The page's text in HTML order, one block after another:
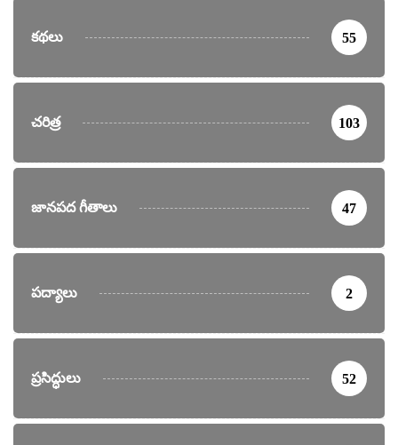
కథలు 55
చరిత్ర 103
జానపద గీతాలు 47
పద్యాలు 2
ప్రసిద్ధులు 52